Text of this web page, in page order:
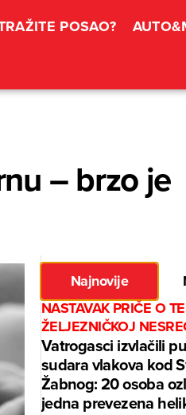
POSAO?
– brzo je
Najnovije
NASTAVAK PRIČE O
ŽELJEZNIČKOJ
Vatrogasci izvlačili
sudara vlakova kod
Žabnog: 20 osoba
jedna prevezena